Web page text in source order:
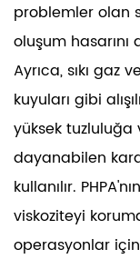
problemler olan
oluşum hasarını
Ayrıca, sıkı
kuyuları gibi
yüksek
dayanabilen
kullanılır.
viskoziteyi
operasyonlar